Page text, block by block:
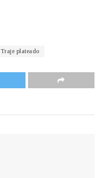
Traje plateado